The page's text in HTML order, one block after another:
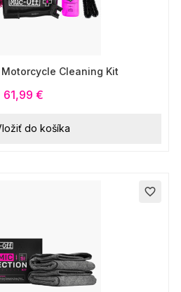
Cleaning Kit
61,99 €
do košíka
favorite_border